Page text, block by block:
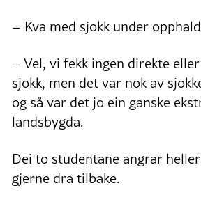
– Kva med sjokk under
– Vel, vi fekk ingen direkte
sjokk, men det var nok av
og så var det jo ein ganske
landsbygda.
Dei to studentane angrar
gjerne dra tilbake.